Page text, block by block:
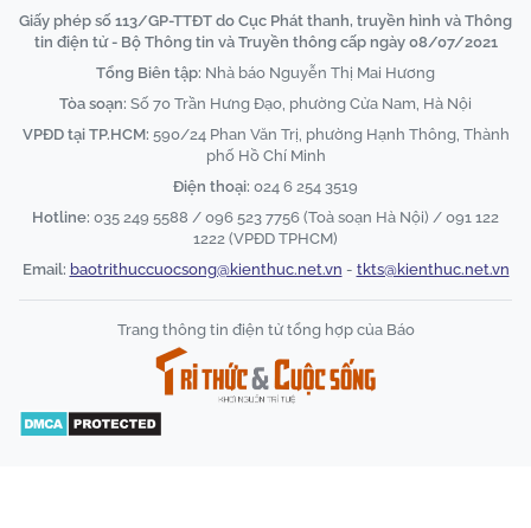
Giấy phép số 113/GP-TTĐT do Cục Phát thanh, truyền hình và Thông
tin điện tử - Bộ Thông tin và Truyền thông cấp ngày 08/07/2021
Tổng Biên tập: Nhà báo Nguyễn Thị Mai Hương
Tòa soạn: Số 70 Trần Hưng Đạo, phường Cửa Nam, Hà Nội
VPĐD tại TP.HCM: 590/24 Phan Văn Trị, phường Hạnh Thông, Thành
phố Hồ Chí Minh
Điện thoại: 024 6 254 3519
Hotline: 035 249 5588 / 096 523 7756 (Toà soạn Hà Nội) / 091 122
1222 (VPĐD TPHCM)
Email: baotrithuccuocsong@kienthuc.net.vn - tkts@kienthuc.net.vn
Trang thông tin điện tử tổng hợp của Báo